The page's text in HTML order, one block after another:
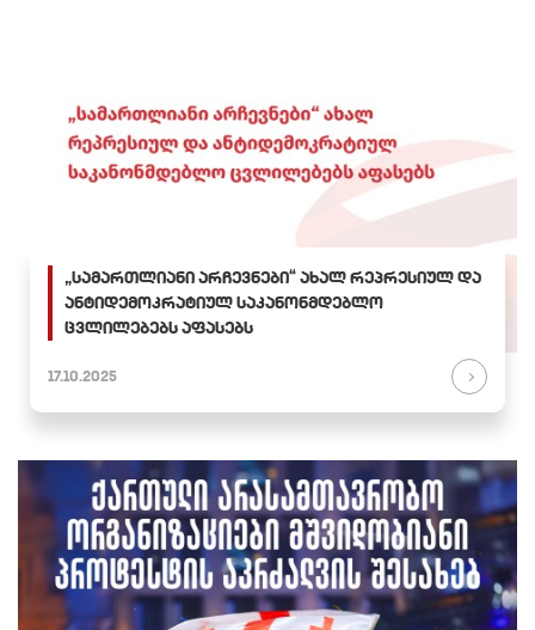
„სამართლიანი არჩევნები“ ახალ რეპრესიულ და
ანტიდემოკრატიულ საკანონმდებლო
ცვლილებებს აფასებს
17.10.2025